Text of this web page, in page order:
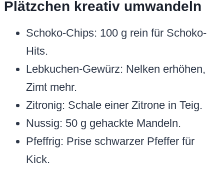
Plätzchen kreativ umwandeln
Schoko-Chips: 100 g rein für Schoko-
Hits.
Lebkuchen-Gewürz: Nelken erhöhen,
Zimt mehr.
Zitronig: Schale einer Zitrone in Teig.
Nussig: 50 g gehackte Mandeln.
Pfeffrig: Prise schwarzer Pfeffer für
Kick.